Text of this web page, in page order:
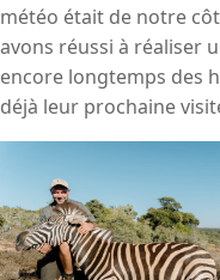
météo était de notre
avons réussi à réaliser
encore longtemps des
déjà leur prochaine